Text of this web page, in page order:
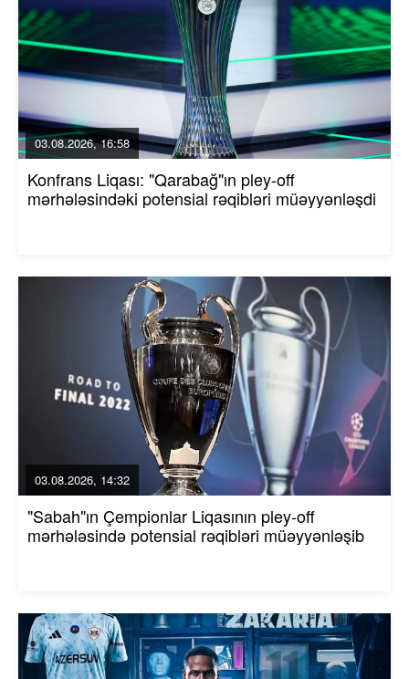
03.08.2026, 16:58
Konfrans Liqası: "Qarabağ"ın pley-off
mərhələsindəki potensial rəqibləri müəyyənləşdi
03.08.2026, 14:32
"Sabah"ın Çempionlar Liqasının pley-off
mərhələsində potensial rəqibləri müəyyənləşib